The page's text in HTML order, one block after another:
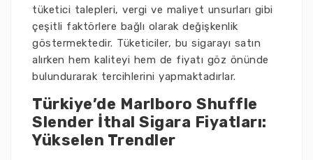
tüketici talepleri, vergi ve maliyet unsurları gibi
çeşitli faktörlere bağlı olarak değişkenlik
göstermektedir. Tüketiciler, bu sigarayı satın
alırken hem kaliteyi hem de fiyatı göz önünde
bulundurarak tercihlerini yapmaktadırlar.
Türkiye’de Marlboro Shuffle
Slender İthal Sigara Fiyatları:
Yükselen Trendler